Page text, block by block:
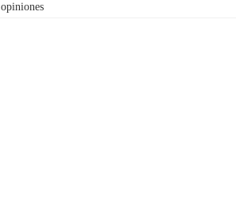
opiniones